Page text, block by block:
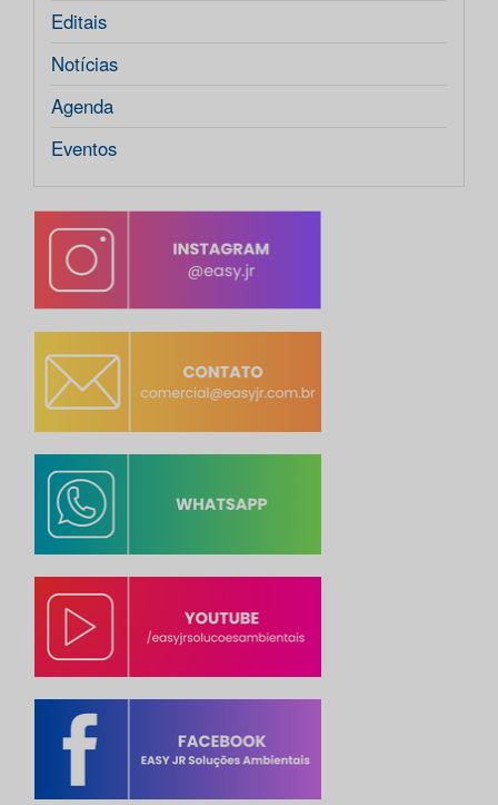
Editais
Notícias
Agenda
Eventos